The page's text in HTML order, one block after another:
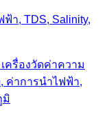
า, TDS, Salinity,